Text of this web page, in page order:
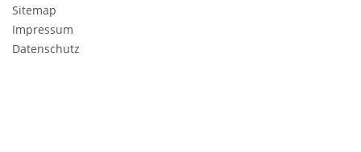
Sitemap
Impressum
Datenschutz